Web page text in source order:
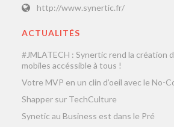
http://www.synertic.fr/
ACTUALITÉS
#JMLATECH : Synertic rend la création
mobiles accéssible à tous !
Votre MVP en un clin d’oeil avec le No-
Shapper sur TechCulture
Synetic au Business est dans le Pré